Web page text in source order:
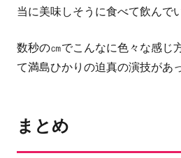
当に美味しそうに食べて飲んで
数秒の㎝でこんなに色々な感じ
て満島ひかりの迫真の演技があ
まとめ